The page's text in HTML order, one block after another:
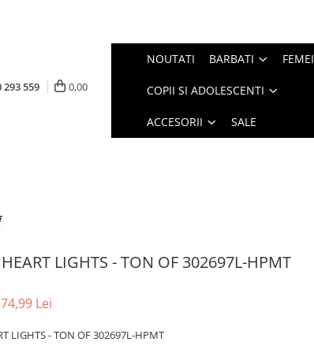
293 559 0,00
NOUTATI BARBATI FEMEI
COPII SI ADOLESCENTI
ACCESORII SALE
HEART LIGHTS - TON OF 302697L-HPMT
Lei
LIGHTS - TON OF 302697L-HPMT